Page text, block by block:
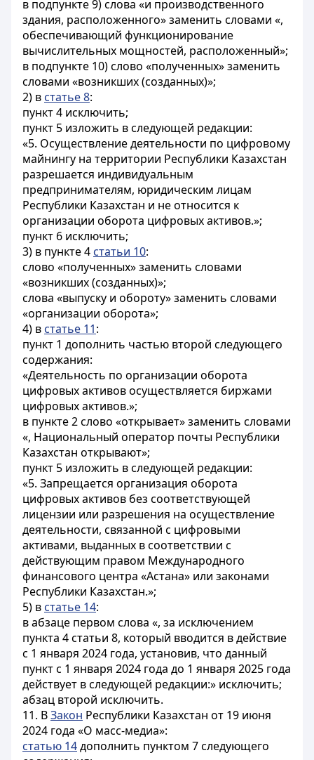
в подпункте 9) слова «и производственного
здания, расположенного» заменить словами «,
обеспечивающий функционирование
вычислительных мощностей, расположенный»;
в подпункте 10) слово «полученных» заменить
словами «возникших (созданных)»;
2) в статье 8:
пункт 4 исключить;
пункт 5 изложить в следующей редакции:
«5. Осуществление деятельности по цифровому
майнингу на территории Республики Казахстан
разрешается индивидуальным
предпринимателям, юридическим лицам
Республики Казахстан и не относится к
организации оборота цифровых активов.»;
пункт 6 исключить;
3) в пункте 4 статьи 10:
слово «полученных» заменить словами
«возникших (созданных)»;
слова «выпуску и обороту» заменить словами
«организации оборота»;
4) в статье 11:
пункт 1 дополнить частью второй следующего
содержания:
«Деятельность по организации оборота
цифровых активов осуществляется биржами
цифровых активов.»;
в пункте 2 слово «открывает» заменить словами
«, Национальный оператор почты Республики
Казахстан открывают»;
пункт 5 изложить в следующей редакции:
«5. Запрещается организация оборота
цифровых активов без соответствующей
лицензии или разрешения на осуществление
деятельности, связанной с цифровыми
активами, выданных в соответствии с
действующим правом Международного
финансового центра «Астана» или законами
Республики Казахстан.»;
5) в статье 14:
в абзаце первом слова «, за исключением
пункта 4 статьи 8, который вводится в действие
с 1 января 2024 года, установив, что данный
пункт с 1 января 2024 года до 1 января 2025 года
действует в следующей редакции:» исключить;
абзац второй исключить.
11. ВЗакон Республики Казахстан от 19 июня
2024 года «О масс-медиа»:
статью 14дополнить пунктом 7 следующего